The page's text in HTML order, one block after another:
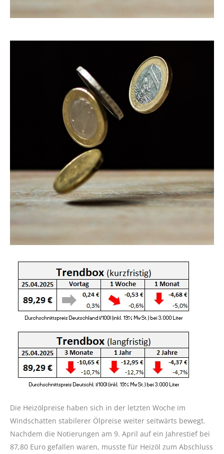
Die Heizölpreise haben sich in der letzten Woche im
Windschatten stabilerer Ölpreise weiter seitwärts bewegt.
Nachdem die Notierungen am 9. April auf ein Jahrestief bei
87,80 Euro gefallen waren, musste für Heizöl zum Abschluss